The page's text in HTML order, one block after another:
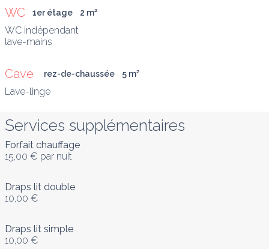
WC 1er étage 2 m²
WC indépendant
lave-mains
Cave rez-de-chaussée 5 m²
Lave-linge
Services supplémentaires
Forfait chauffage
15,00 € par nuit
Draps lit double
10,00 €
Draps lit simple
10,00 €